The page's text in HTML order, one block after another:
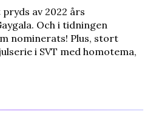
av 2022 års
Och i tidningen
nominerats! Plus, stort
i SVT med homotema,